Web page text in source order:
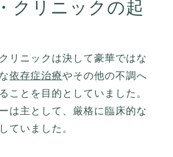
クリニックの起
リニックは決して豪華ではな
依存症治療やその他の不調へ
ことを目的としていました。
は主として、厳格に臨床的な
ていました。